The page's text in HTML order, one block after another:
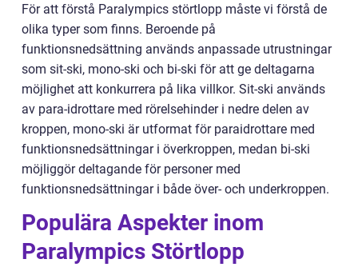
För att förstå Paralympics störtlopp måste vi förstå de
olika typer som finns. Beroende på
funktionsnedsättning används anpassade utrustningar
som sit-ski, mono-ski och bi-ski för att ge deltagarna
möjlighet att konkurrera på lika villkor. Sit-ski används
av para-idrottare med rörelsehinder i nedre delen av
kroppen, mono-ski är utformat för paraidrottare med
funktionsnedsättningar i överkroppen, medan bi-ski
möjliggör deltagande för personer med
funktionsnedsättningar i både över- och underkroppen.
Populära Aspekter inom
Paralympics Störtlopp